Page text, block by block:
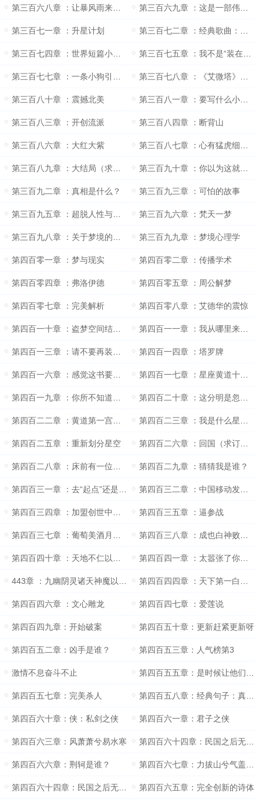
第三百六八章 ：让暴风雨来得更猛烈吧 第三百六九章 ：这是一部伟大的作品
第三百七一章 ：升星计划 第三百七二章 ：经典歌曲：昨日重现
第三百七四章 ：世界短篇小说巨匠：契诃夫 第三百七五章 ：我不是“装在套子里的人”
第三百七七章 ：一条小狗引发的血案 第三百七八章 ：《艾微塔》首映（求月票）
第三百八十章 ：震撼北美 第三百八一章 ：要写什么小说呢？
第三百八三章 ：开创流派 第三百八四章 ：断背山
第三百八六章 ：大红大紫 第三百八七章 ：心有猛虎细嗅蔷薇
第三百八九章 ：大结局（求月票） 第三百九十章 ：你以为这就是大结局吗？
第三百九二章 ：真相是什么？ 第三百九三章 ：可怕的故事
第三百九五章 ：超脱人性与兽性的存在 第三百九六章 ：梵天一梦
第三百九八章 ：关于梦境的小说 第三百九九章 ：梦境心理学
第四百零一章 ：梦与现实 第四百零二章 ：传播学术
第四百零四章 ：弗洛伊德 第四百零五章 ：周公解梦
第四百零七章 ：完美解析 第四百零八章 ：艾德华的震惊
第四百一十章 ：盗梦空间结局大讨论 第四百一一章 ：我从哪里来我要到哪里去？
第四百一三章 ：请不要再装逼了 第四百一四章 ：塔罗牌
第四百一六章 ：感觉这书要火呀 第四百一七章 ：星座黄道十二宫（上）
第四百一九章 ：你所不知道的经典 第四百二十章 ：这分明是忽悠人嘛
第四百二二章 ：黄道第一宫：白羊座 第四百二三章 ：我是什么星座？
第四百二五章 ：重新划分星空 第四百二六章 ：回国（求订阅）
第四百二八章 ：床前有一位叫明月的姑娘 第四百二九章 ：猜猜我是谁？
第四百三一章 ：去“起点”还是“创世” 第四百三二章 ：中国移动发来的诱惑
第四百三四章 ：加盟创世中文网 第四百三五章 ：逼参战
第四百三七章 ：葡萄美酒月光杯 第四百三八章 ：成也白神败也白神
第四百四十章 ：天地不仁以万物为刍狗 第四百四一章 ：太嚣张了你说别打赏就别打赏？
443章 ：九幽阴灵诸天神魔以我血躯奉为牺牲 第四百四四章 ：天下第一白收好我的刀片
第四百四六章 ：文心雕龙 第四百四七章 ：爱莲说
第四百四九章：开始破案 第四百五十章：更新赶紧更新呀
第四百五二章：凶手是谁？ 第四百五三章：人气榜第3
激情不息奋斗不止 第四百五五章：是时候让他们知道大白的真正实力了
第四百五七章：完美杀人 第四百五八章：经典句子：真相只有一个
第四百六十章：侠：私剑之侠 第四百六一章：君子之侠
第四百六三章：风萧萧兮易水寒 第四百六十四章：民国之后无大师
第四百六六章：荆轲是谁？ 第四百六七章：力拔山兮气盖世（求月票）
第四百六十四章：民国之后无大师 第四百六五章：完全创新的诗体